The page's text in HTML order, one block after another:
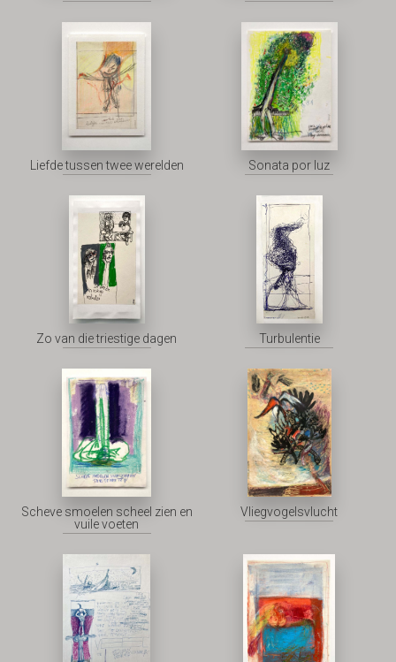
Liefde tussen twee werelden Sonata por luz
Zo van die triestige dagen Turbulentie
Scheve smoelen scheel zien en
vuile voeten
Vliegvogelsvlucht